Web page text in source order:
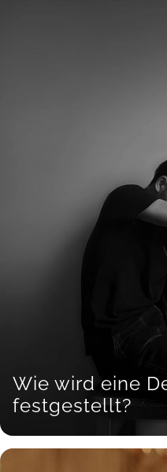
Wie wird eine
festgestellt?